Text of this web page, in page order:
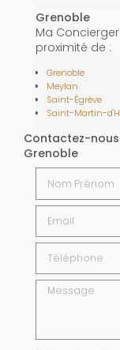
Grenoble
Ma
proximité de :
Grenoble
Meylan
Saint-Égrève
Saint-Martin-
Contactez-
Grenoble
Email
Téléphone
Message